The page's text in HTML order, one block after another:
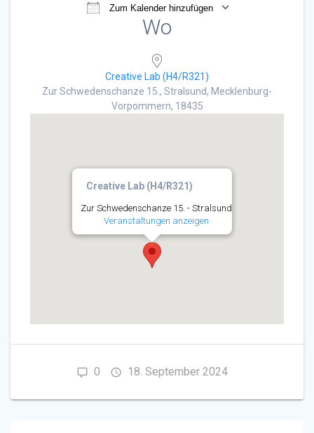
Zum Kalender hinzufügen
ICS herunterladenWo
Creative Lab (H4/R321)
Zur Schwedenschanze 15., Stralsund, Mecklenburg-
Vorpommern, 18435
Creative Lab (H4/R321)
Zur Schwedenschanze 15. - Stralsund
Veranstaltungen anzeigen
0 18. September 2024